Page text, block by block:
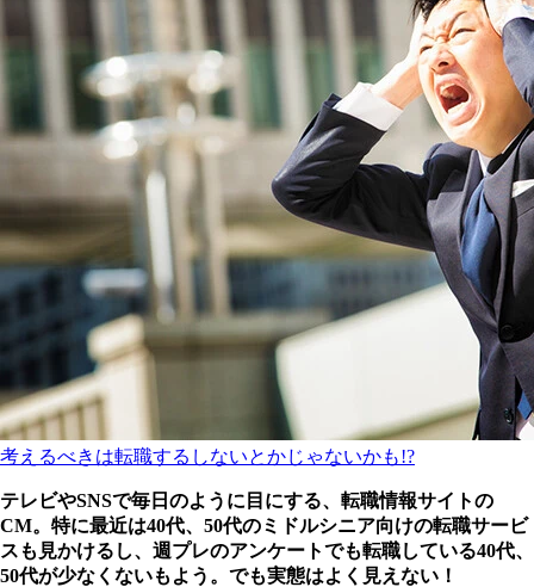
考えるべきは転職するしないとかじゃないかも!?
テレビやSNSで毎日のように目にする、転職情報サイトの
CM。特に最近は40代、50代のミドルシニア向けの転職サービ
スも見かけるし、週プレのアンケートでも転職している40代、
50代が少なくないもよう。でも実態はよく見えない！